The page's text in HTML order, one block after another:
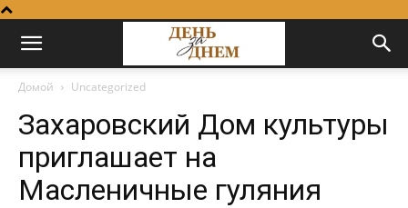
Домой Uncategorized
Захаровский Дом культуры
приглашает на
Масленичные гуляния